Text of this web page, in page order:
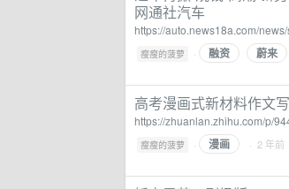
网通社汽车
https://auto.news18a.com/
瘦瘦的菠萝 · 融资 蔚来
高考漫画式新材料作文
https://zhuanlan.zhihu.com/p/
瘦瘦的菠萝 · 漫画 · 2 年前